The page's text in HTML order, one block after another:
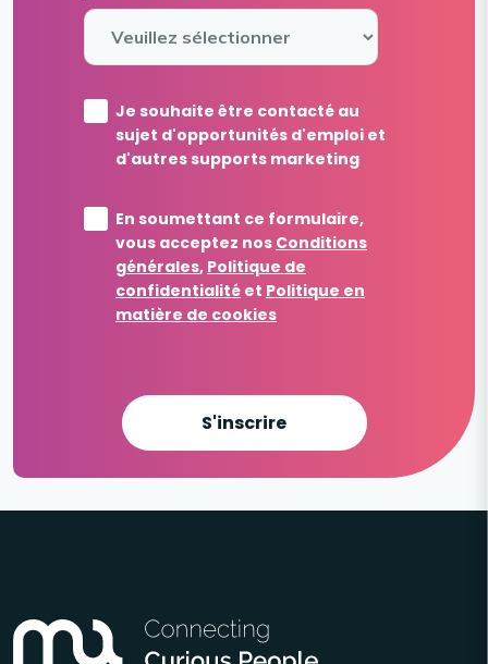
Je souhaite être contacté au
sujet d'opportunités d'emploi et
d'autres supports marketing
En soumettant ce formulaire,
vous acceptez nos Conditions
générales, Politique de
confidentialité et Politique en
matière de cookies
S'inscrire